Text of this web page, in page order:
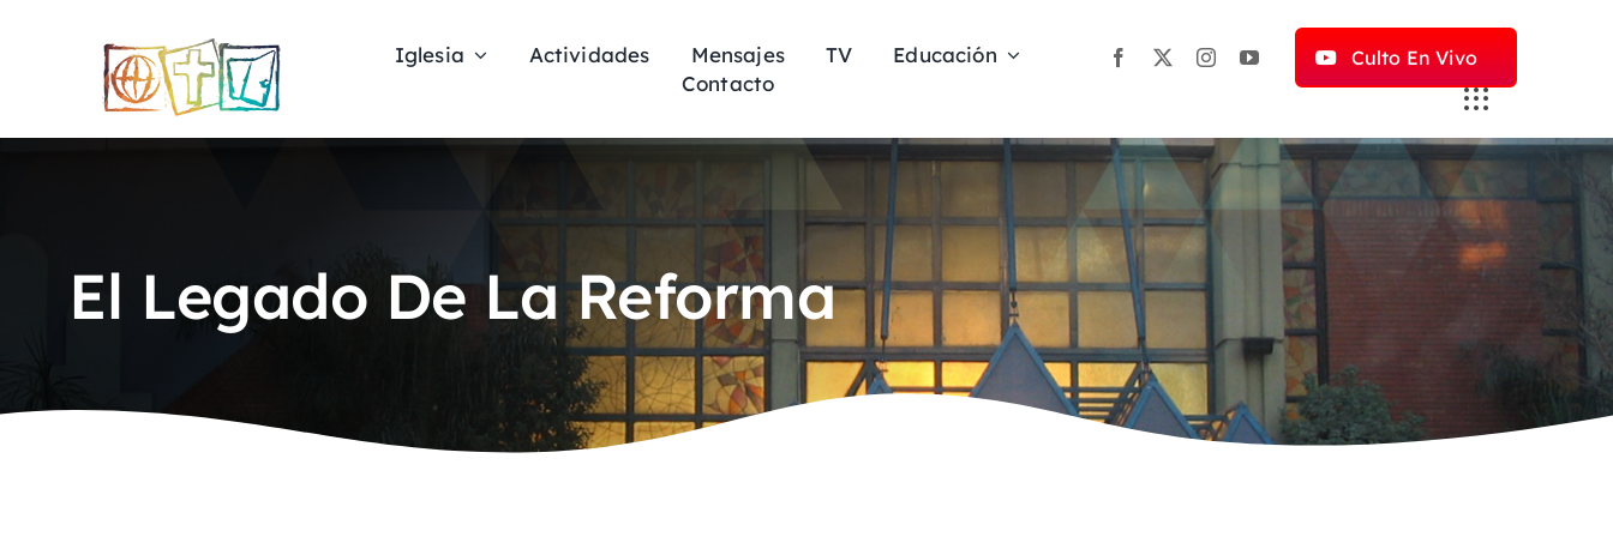
Iglesia Actividades Mensajes TV
Educación
Contacto
Culto En Vivo
El Legado De La Reforma